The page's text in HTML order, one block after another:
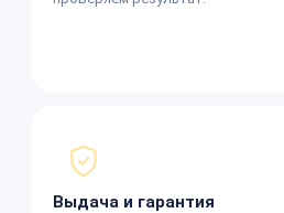
Выдача и гарантия